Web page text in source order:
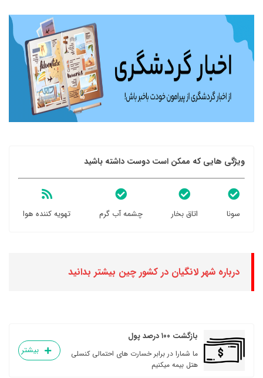
ویژگی هایی که ممکن است دوست داشته باشید
سونا اتاق بخار چشمه آب گرم تهویه کننده هوا
درباره شهر لانگیان در کشور چین بیشتر بدانید
بازگشت ۱۰۰ درصد پول
ما شمارا در برابر خسارت های احتمالی کنسلی
هتل بیمه میکنیم
بیشتر